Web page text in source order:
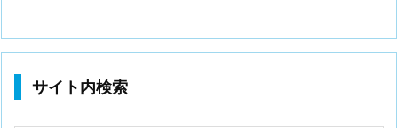
サイト内検索